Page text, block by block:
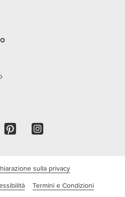
sulla privacy
Termini e Condizioni